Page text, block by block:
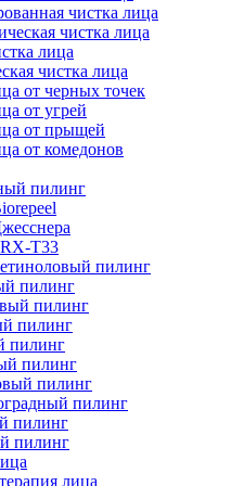
чистка лица
чистка лица
лица
чистка лица
от черных точек
от угрей
от прыщей
от комедонов
пилинг
T33
пилинг
пилинг
пилинг
пилинг
пилинг
пилинг
пилинг
пилинг
пилинг
пилинг
лица